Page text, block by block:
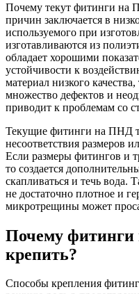
Почему текут фитинги на
причин заключается в
используемого при
изготавливаются из
обладает хорошими
устойчивости к
материал низкого
множество дефектов и
приводит к проблемам со
Текущие фитинги на ПНД
несоответствия размеров
Если размеры фитингов и
то создается
скапливаться и течь вода.
не достаточно плотное и
микротрещины может
Почему
крепить?
Способы крепления